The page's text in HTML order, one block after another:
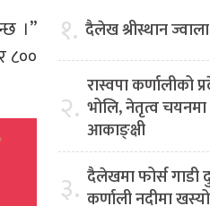
।”
८००
१. दैलेख श्रीस्थान
२. रास्वपा कर्णालीको
भोलि, नेतृत्व
आकाङ्क्षी
३. दैलेखमा फोर्स गाडी
कर्णाली नदीमा खस्यो